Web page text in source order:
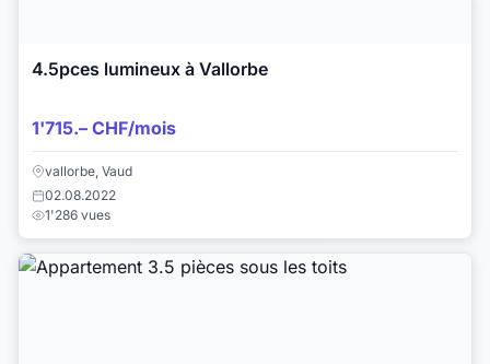
4.5pces lumineux à Vallorbe
1'715.– CHF/mois
vallorbe, Vaud
02.08.2022
1'286 vues